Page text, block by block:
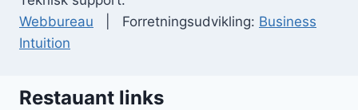
Webbureau | Forretningsudvikling: Business
Intuition
Restauant links